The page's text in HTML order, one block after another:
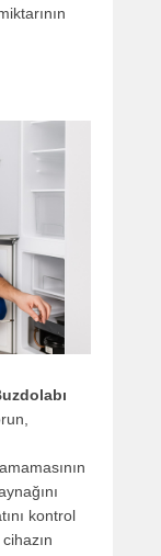
kontrol